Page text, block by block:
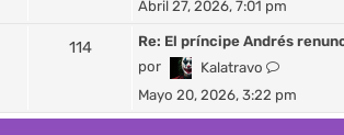
je
ú
i
m
Abril 27, 2026, 7:01 pm
114
Re: El príncipe Andrés
por
Kalatravo
V
Mayo 20, 2026, 3:22 pm